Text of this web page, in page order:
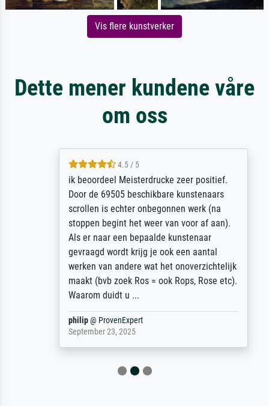
Vis flere kunstverker
Dette mener kundene våre
om oss
4.5 / 5
ik beoordeel Meisterdrucke zeer positief.
Door de 69505 beschikbare kunstenaars
scrollen is echter onbegonnen werk (na
stoppen begint het weer van voor af aan).
Als er naar een bepaalde kunstenaar
gevraagd wordt krijg je ook een aantal
werken van andere wat het onoverzichtelijk
maakt (bvb zoek Ros = ook Rops, Rose etc).
Waarom duidt u ...
philip@ ProvenExpert
September 23, 2025